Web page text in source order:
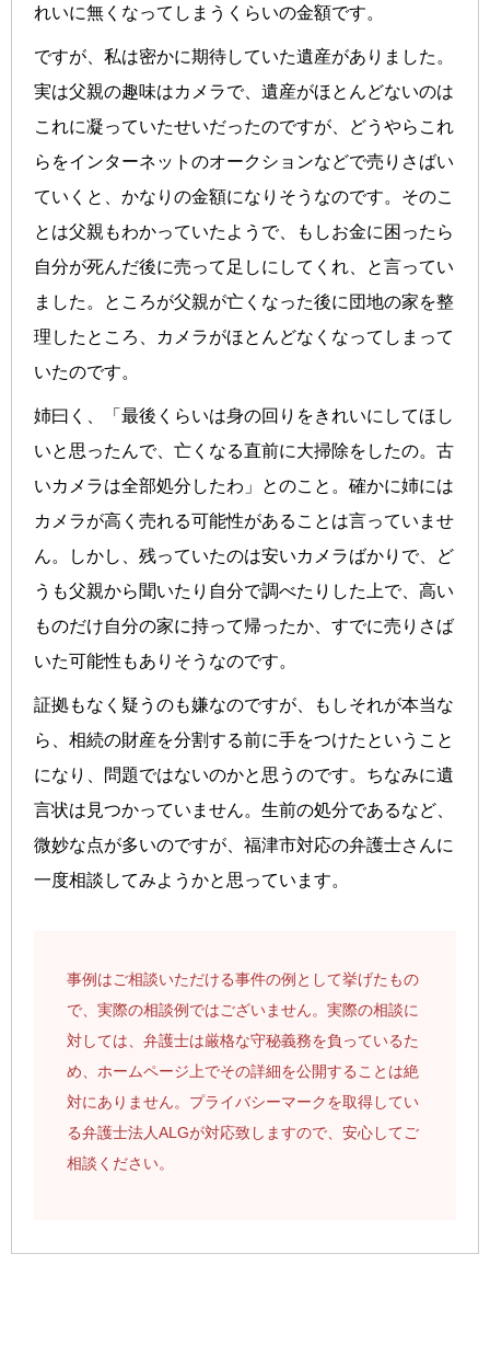
れいに無くなってしまうくらいの金額です。
ですが、私は密かに期待していた遺産がありました。
実は父親の趣味はカメラで、遺産がほとんどないのは
これに凝っていたせいだったのですが、どうやらこれ
らをインターネットのオークションなどで売りさばい
ていくと、かなりの金額になりそうなのです。そのこ
とは父親もわかっていたようで、もしお金に困ったら
自分が死んだ後に売って足しにしてくれ、と言ってい
ました。ところが父親が亡くなった後に団地の家を整
理したところ、カメラがほとんどなくなってしまって
いたのです。
姉曰く、「最後くらいは身の回りをきれいにしてほし
いと思ったんで、亡くなる直前に大掃除をしたの。古
いカメラは全部処分したわ」とのこと。確かに姉には
カメラが高く売れる可能性があることは言っていませ
ん。しかし、残っていたのは安いカメラばかりで、ど
うも父親から聞いたり自分で調べたりした上で、高い
ものだけ自分の家に持って帰ったか、すでに売りさば
いた可能性もありそうなのです。
証拠もなく疑うのも嫌なのですが、もしそれが本当な
ら、相続の財産を分割する前に手をつけたということ
になり、問題ではないのかと思うのです。ちなみに遺
言状は見つかっていません。生前の処分であるなど、
微妙な点が多いのですが、福津市対応の弁護士さんに
一度相談してみようかと思っています。
事例はご相談いただける事件の例として挙げたもの
で、実際の相談例ではございません。実際の相談に
対しては、弁護士は厳格な守秘義務を負っているた
め、ホームページ上でその詳細を公開することは絶
対にありません。プライバシーマークを取得してい
る弁護士法人ALGが対応致しますので、安心してご
相談ください。